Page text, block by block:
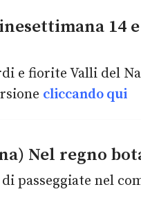
14
e fiorite Valli del
cliccando qui
Nel regno
passeggiate nel